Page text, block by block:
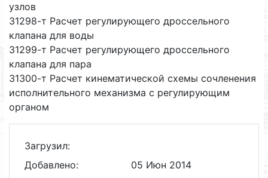
узлов
31298-т Расчет регулирующего дроссельного
клапана для воды
31299-т Расчет регулирующего дроссельного
клапана для пара
31300-т Расчет кинематической схемы сочленения
исполнительного механизма с регулирующим
органом
Загрузил:
Добавлено:
05 Июн 2014